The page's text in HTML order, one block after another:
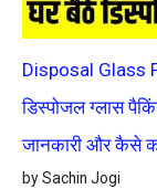
Disposal Glass
डिस्पोजल ग्लास
जानकारी और कैसे
by Sachin Jogi